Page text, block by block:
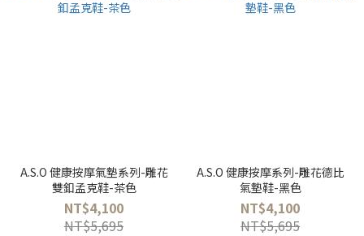
A.S.O 健康按摩氣墊系列-雕花
雙釦孟克鞋-茶色
NT$4,100
NT$5,695
A.S.O 健康按摩系列-雕花德比
氣墊鞋-黑色
NT$4,100
NT$5,695